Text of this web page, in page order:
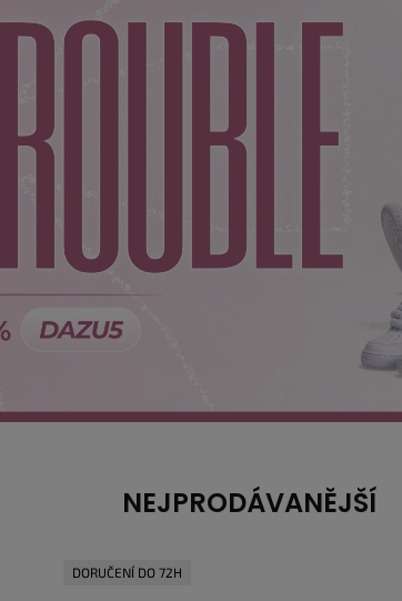
NEJPRODÁVANĚJŠÍ
DORUČENÍ DO 72H